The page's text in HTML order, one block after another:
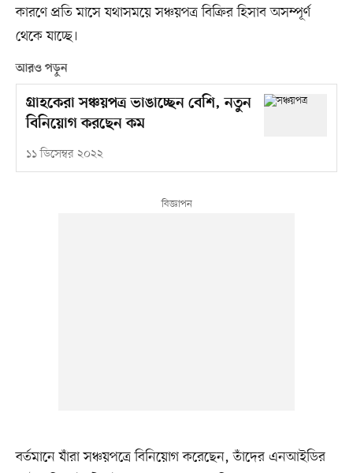
কারণে প্রতি মাসে যথাসময়ে সঞ্চয়পত্র বিক্রির হিসাব অসম্পূর্ণ
থেকে যাচ্ছে।
আরও পড়ুন
গ্রাহকেরা সঞ্চয়পত্র ভাঙাচ্ছেন বেশি, নতুন
বিনিয়োগ করছেন কম
১১ ডিসেম্বর ২০২২
বর্তমানে যাঁরা সঞ্চয়পত্রে বিনিয়োগ করেছেন, তাঁদের এনআইডির